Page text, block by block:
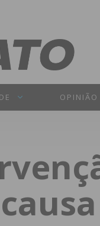
OPINIÃO